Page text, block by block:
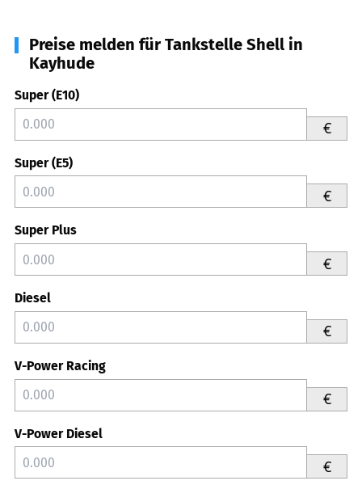
Preise melden für Tankstelle Shell in
Kayhude
Super (E10)
€
Super (E5)
€
Super Plus
€
Diesel
€
V-Power Racing
€
V-Power Diesel
€